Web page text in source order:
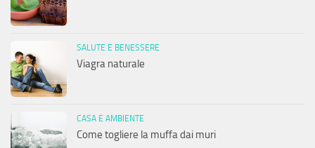
SALUTE E BENESSERE
Viagra naturale
CASA E AMBIENTE
Come togliere la muffa dai muri